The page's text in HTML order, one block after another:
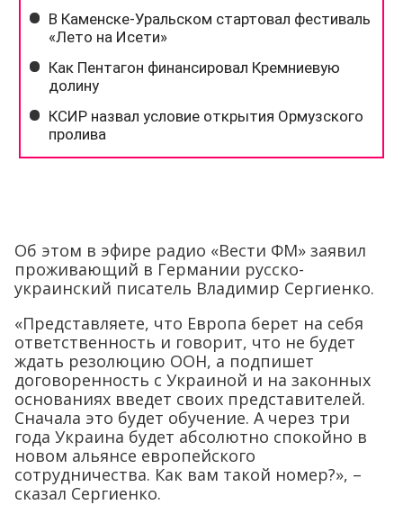
Об этом в эфире радио «Вести ФМ» заявил
проживающий в Германии русско-
украинский писатель Владимир Сергиенко.
«Представляете, что Европа берет на себя
ответственность и говорит, что не будет
ждать резолюцию ООН, а подпишет
договоренность с Украиной и на законных
основаниях введет своих представителей.
Сначала это будет обучение. А через три
года Украина будет абсолютно спокойно в
новом альянсе европейского
сотрудничества. Как вам такой номер?», –
сказал Сергиенко.